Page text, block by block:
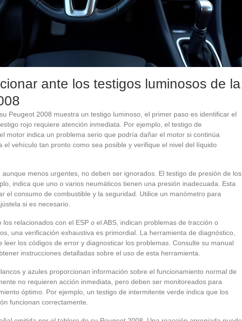
ante los testigos luminosos de la
Peugeot 2008 muestra un testigo luminoso, el primer paso es identificar el
rojo requiere atención inmediata. Por ejemplo, el testigo de
motor indica un problema serio que podría dañar el motor si continúa
el vehículo tan pronto como sea posible y verifique el nivel del líquido
aunque menos urgentes, no deben ser ignorados. El testigo de presión de los
indica que uno o varios neumáticos tienen una presión inadecuada. Esta
el consumo de combustible y la seguridad. Utilice un manómetro para
si es necesario.
los relacionados con el ESP o el ABS, indican problemas de tracción o
una verificación exhaustiva es primordial. La herramienta de diagnóstico,
leer los códigos de error y diagnosticar los problemas. Consulte su manual
instrucciones detalladas sobre el uso de esta herramienta.
y azules proporcionan información sobre el funcionamiento normal de
no requieren acción inmediata, pero deben ser monitoreados para
óptimo. Por ejemplo, un testigo de intermitente verde indica que los
funcionan correctamente.